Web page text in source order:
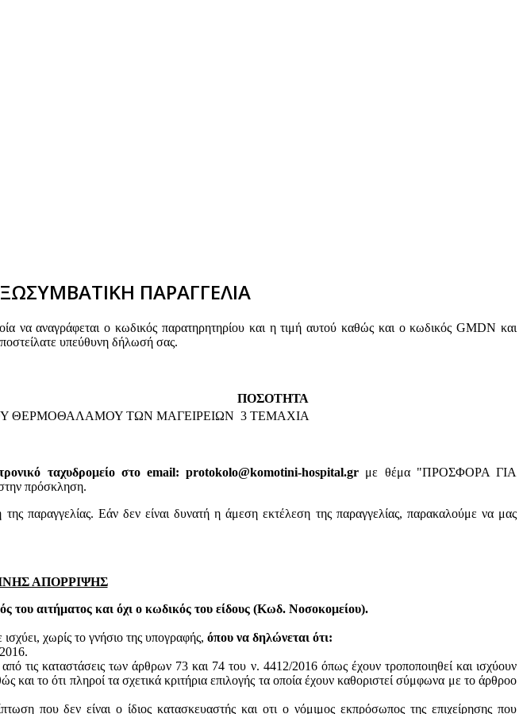
ΠΑΡΑΓΓΕΛΙΑ
να αναγράφεται ο κωδικός παρατηρητηρίου και η τιμή αυτού καθώς και ο κωδικός GMDN και
υπεύθυνη δήλωσή σας.
ΠΟΣΟΤΗΤΑ
ΘΕΡΜΟΘΑΛΑΜΟΥ ΤΩΝ ΜΑΓΕΙΡΕΙΩΝ 3 ΤΕΜΑΧΙΑ
ταχυδρομείο στο email: protokolo@komotini-hospital.gr με θέμα "ΠΡΟΣΦΟΡΑ ΓΙΑ
πρόσκληση.
παραγγελίας. Εάν δεν είναι δυνατή η άμεση εκτέλεση της παραγγελίας, παρακαλούμε να μας
ΑΠΟΡΡΙΨΗΣ
αιτήματος και όχι ο κωδικός του είδους (Κωδ. Νοσοκομείου).
χωρίς το γνήσιο της υπογραφής, όπου να δηλώνεται ότι:
τις καταστάσεις των άρθρων 73 και 74 του ν. 4412/2016 όπως έχουν τροποποιηθεί και ισχύουν
και το ότι πληροί τα σχετικά κριτήρια επιλογής τα οποία έχουν καθοριστεί σύμφωνα με τo άρθροo
που δεν είναι ο ίδιος κατασκευαστής και oτι ο νόμιμος εκπρόσωπος της επιχείρησης που